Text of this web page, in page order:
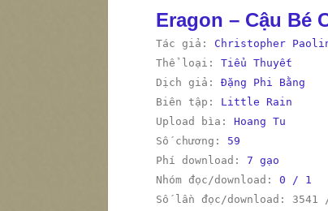
Eragon – Cậu Bé
Tác giả: Christopher
Thể loại: Tiểu Thuyết
Dịch giả: Đặng Phi Bằng
Biên tập: Little Rain
Upload bìa: Hoang Tu
Số chương: 59
Phí download: 7 gạo
Nhóm đọc/download: 0 / 1
Số lần đọc/download: 3541